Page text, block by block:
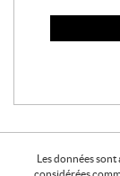
Les données